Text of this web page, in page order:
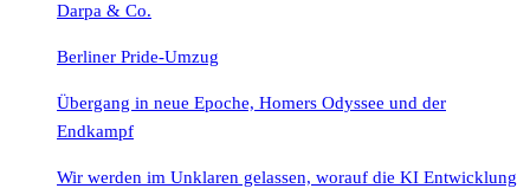
Darpa & Co.
Berliner Pride-Umzug
Übergang in neue Epoche, Homers Odyssee und der
Endkampf
Wir werden im Unklaren gelassen, worauf die KI Entwicklung